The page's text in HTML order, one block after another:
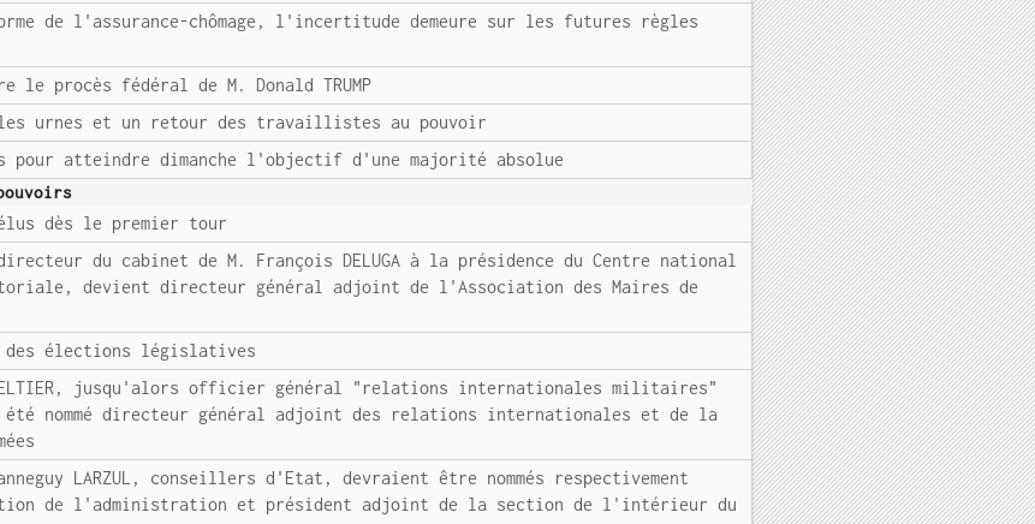
de l'assurance-chômage, l'incertitude demeure sur les futures règles
le procès fédéral de M. Donald TRUMP
les urnes et un retour des travaillistes au pouvoir
pour atteindre dimanche l'objectif d'une majorité absolue
dès le premier tour
du cabinet de M. François DELUGA à la présidence du Centre national
devient directeur général adjoint de l'Association des Maires de
des élections législatives
jusqu'alors officier général "relations internationales militaires"
nommé directeur général adjoint des relations internationales et de la
Tanneguy LARZUL, conseillers d'Etat, devraient être nommés respectivement
de l'administration et président adjoint de la section de l'intérieur du